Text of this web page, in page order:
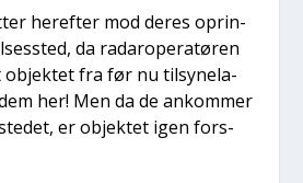
her­ef­ter mod deres oprin­
da rada­ro­pe­ra­tø­ren
objek­tet fra før nu til­sy­ne­la­
her! Men da de ankom­mer
er objek­tet igen for­s­